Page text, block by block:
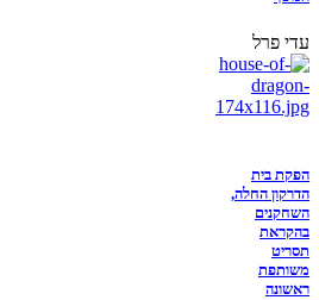
עדי פרל
הפקת בית
הדרקון החלה,
השחקנים
בהקראת
תסריט
משותפת
ראשונה